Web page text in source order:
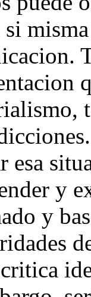
si
esa
y
y